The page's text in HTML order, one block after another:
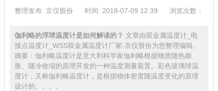
整理发布: 京仪股份 时间: 2018-07-09 12:39 浏览次数：
伽利略的浮球温度计是如何解读的？ 文章由双金属温度计_电
接点温度计_WSS双金属温度计厂家-京仪股份为您整理编辑。
摘要：伽利略温度计是意大利科学家伽利略根据物质随热膨
胀、随冷收缩的原理开发的一种温度测量装置。彩色玻璃球温
度计，又称伽利略温度计，是根据物体密度随温度变化的原理
设计的。。。。